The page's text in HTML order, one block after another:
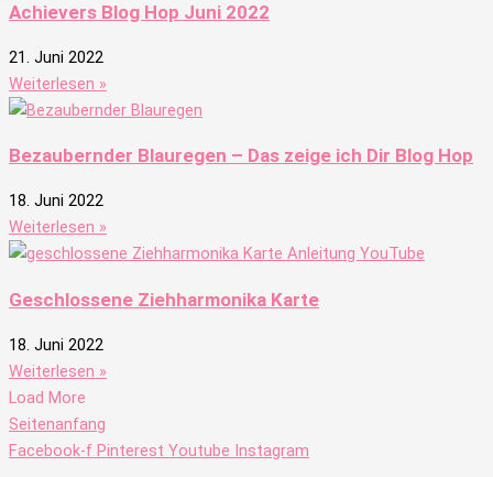
Achievers Blog Hop Juni 2022
21. Juni 2022
Weiterlesen »
Bezaubernder Blauregen – Das zeige ich Dir Blog Hop
18. Juni 2022
Weiterlesen »
Geschlossene Ziehharmonika Karte
18. Juni 2022
Weiterlesen »
Load More
Seitenanfang
Facebook-f Pinterest Youtube Instagram